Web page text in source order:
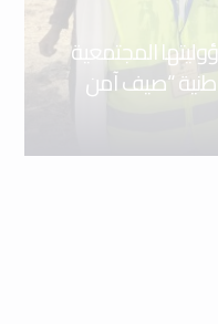
المجتمعية
“صيف آمن